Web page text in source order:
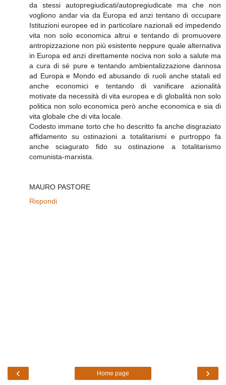
da stessi autopregiudicati/autopregiudicate ma che non
vogliono andar via da Europa ed anzi tentano di occupare
Istituzioni europee ed in particolare nazionali ed impedendo
vita non solo economica altrui e tentando di promuovere
antropizzazione non più esistente neppure quale alternativa
in Europa ed anzi direttamente nociva non solo a salute ma
a cura di sé pure e tentando ambientalizzazione dannosa
ad Europa e Mondo ed abusando di ruoli anche statali ed
anche economici e tentando di vanificare azionalità
motivate da necessità di vita europea e di globalità non solo
politica non solo economica però anche economica e sia di
vita globale che di vita locale.
Codesto immane torto che ho descritto fa anche disgraziato
affidamento su ostinazioni a totalitarismi e purtroppo fa
anche sciagurato fido su ostinazione a totalitarismo
comunista-marxista.
MAURO PASTORE
Rispondi
‹ ›
Home page